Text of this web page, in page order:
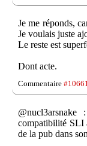
Je me réponds,
Je voulais juste
Le reste est
Dont acte.
Commentaire
compatibilité SLI
de la pub dans